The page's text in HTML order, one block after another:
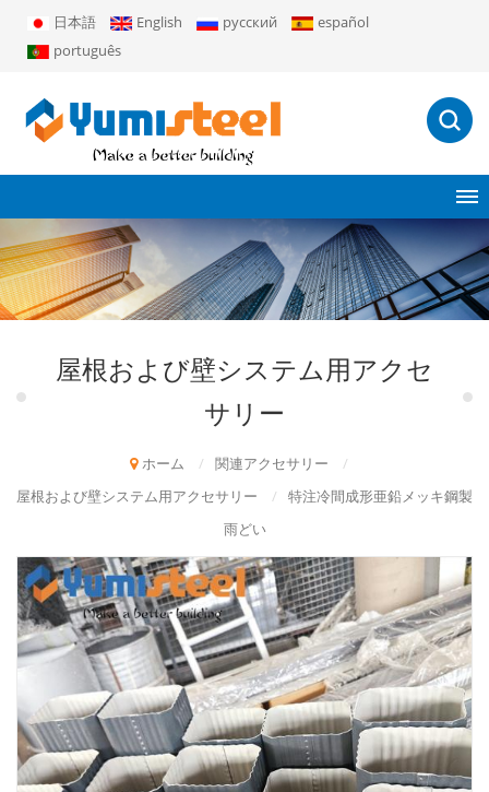
日本語 English русский
español
português
屋根および壁システム用アクセ
サリー
ホーム / 関連アクセサリー
/
屋根および壁システム用アクセサリー
/
特注冷間成形亜鉛メッキ鋼製
雨どい